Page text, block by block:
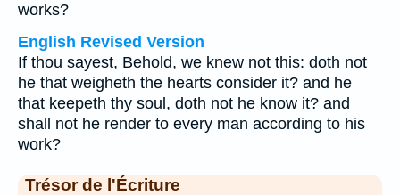
works?
English Revised Version
If thou sayest, Behold, we knew not this: doth not
he that weigheth the hearts consider it? and he
that keepeth thy soul, doth not he know it? and
shall not he render to every man according to his
work?
Trésor de l'Écriture